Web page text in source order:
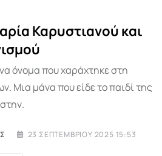
Καρυστιανού και
όνομα που χαράχτηκε στη
Μια μάνα που είδε το παιδί της
23 ΣΕΠΤΕΜΒΡΊΟΥ 2025 15:53